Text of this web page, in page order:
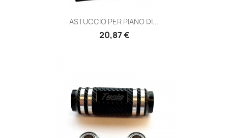
ASTUCCIO PER PIANO DI...
Prezzo
20,87 €